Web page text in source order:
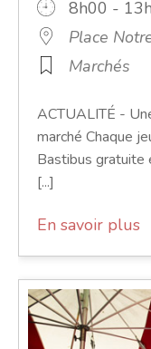
8h00 -
Place
Marchés
ACTUALITÉ -
marché Chaque
Bastibus gratuite
[...]
En savoir plus